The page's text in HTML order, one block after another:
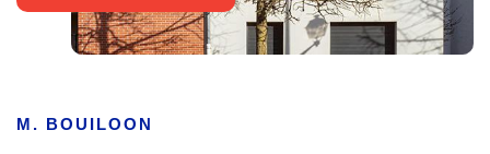
M. BOUILOON